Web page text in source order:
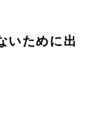
いために出